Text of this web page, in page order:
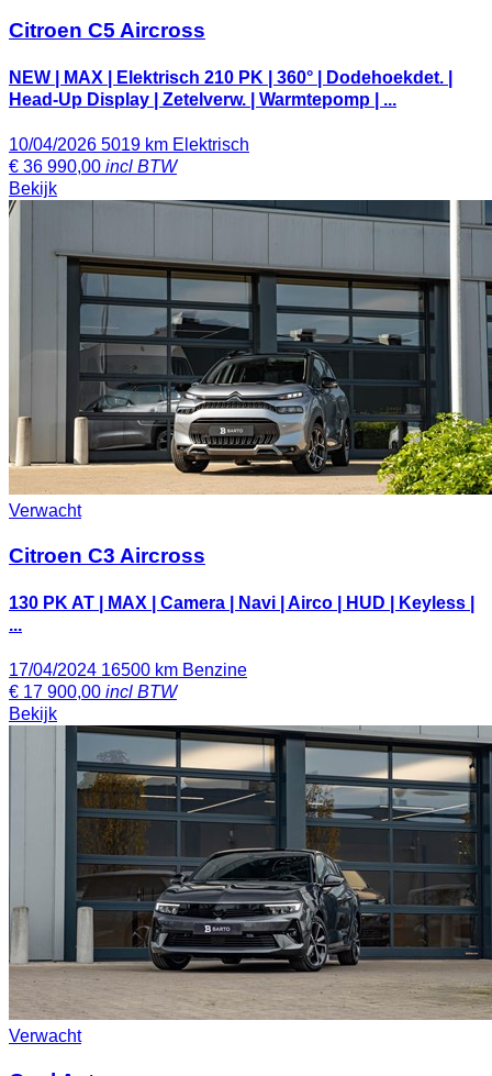
Citroen C5 Aircross
NEW | MAX | Elektrisch 210 PK | 360° | Dodehoekdet. |
Head-Up Display | Zetelverw. | Warmtepomp | ...
10/04/2026 5019 km Elektrisch
€ 36 990,00 incl BTW
Bekijk
Verwacht
Citroen C3 Aircross
130 PK AT | MAX | Camera | Navi | Airco | HUD | Keyless |
...
17/04/2024 16500 km Benzine
€ 17 900,00 incl BTW
Bekijk
Verwacht